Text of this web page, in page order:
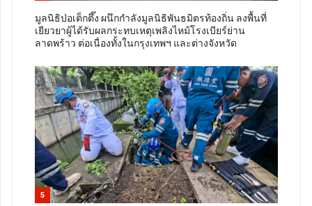
มูลนิธิป่อเต็กตึ๊ง ผนึกกำลังมูลนิธิพันธมิตรท้องถิ่น ลงพื้นที่
เยียวยาผู้ได้รับผลกระทบเหตุเพลิงไหม้โรงเบียร์ย่าน
ลาดพร้าว ต่อเนื่องทั้งในกรุงเทพฯ และต่างจังหวัด
5